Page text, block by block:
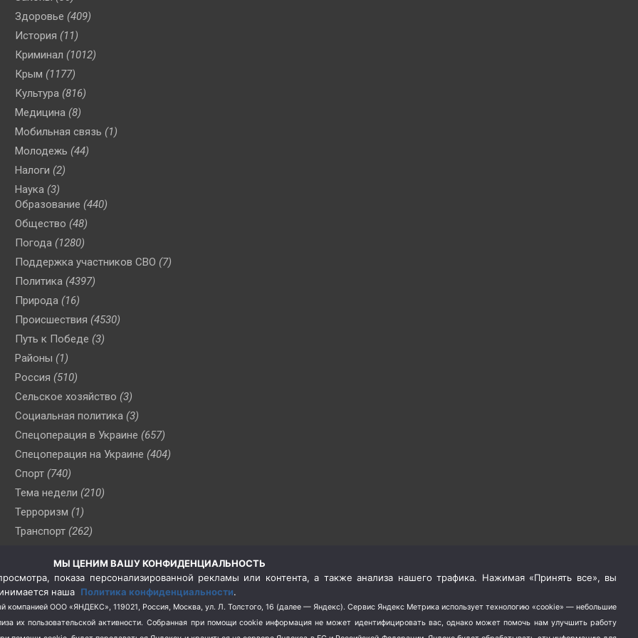
Здоровье (409)
История (11)
Криминал (1012)
Крым (1177)
Культура (816)
Медицина (8)
Мобильная связь (1)
Молодежь (44)
Налоги (2)
Наука (3)
Образование (440)
Общество (48)
Погода (1280)
Поддержка участников СВО (7)
Политика (4397)
Природа (16)
Происшествия (4530)
Путь к Победе (3)
Районы (1)
Россия (510)
Сельское хозяйство (3)
Социальная политика (3)
Спецоперация в Украине (657)
Спецоперация на Украине (404)
Спорт (740)
Тема недели (210)
Терроризм (1)
Транспорт (262)
(76)
Цены (2)
Школа и спорт (2)
Экология (8)
МЫ ЦЕНИМ ВАШУ КОНФИДЕНЦИАЛЬНОСТЬ
показа персонализированной рекламы или контента, а также анализа нашего трафика. Нажимая «Принять все», вы
наша Политика конфиденциальности.
компанией ООО «ЯНДЕКС», 119021, Россия, Москва, ул. Л. Толстого, 16 (далее — Яндекс). Сервис Яндекс Метрика использует технологию «cookie» — небольшие
их пользовательской активности. Собранная при помощи cookie информация не может идентифицировать вас, однако может помочь нам улучшить работу